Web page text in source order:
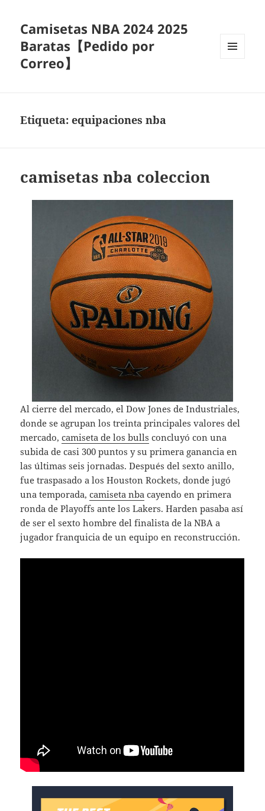
Camisetas NBA 2024 2025
Baratas【Pedido por
Correo】
Etiqueta:equipaciones nba
camisetas nba coleccion
Al cierre del mercado, el Dow Jones de Industriales,
donde se agrupan los treinta principales valores del
mercado,camiseta de los bulls concluyó con una
subida de casi 300 puntos y su primera ganancia en
las últimas seis jornadas. Después del sexto anillo,
fue traspasado a los Houston Rockets, donde jugó
una temporada,camiseta nba cayendo en primera
ronda de Playoffs ante los Lakers. Harden pasaba así
de ser el sexto hombre del finalista de la NBA a
jugador franquicia de un equipo en reconstrucción.